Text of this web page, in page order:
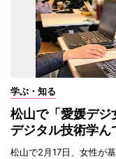
学ぶ・知る
松山で「愛媛デ
デジタル技術学ん
松山で2月17日、女性が